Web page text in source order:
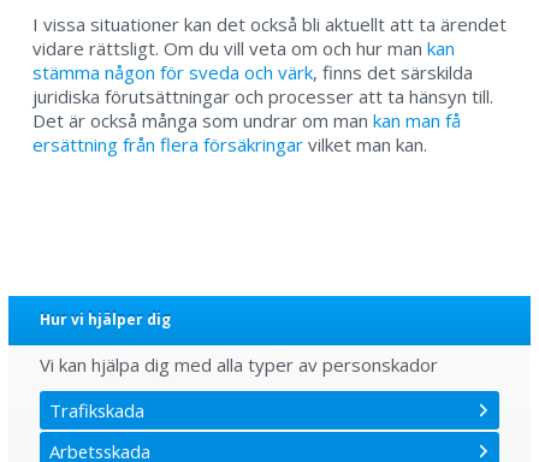
I vissa situationer kan det också bli aktuellt att ta ärendet
vidare rättsligt. Om du vill veta om och hur man kan
stämma någon för sveda och värk, finns det särskilda
juridiska förutsättningar och processer att ta hänsyn till.
Det är också många som undrar om man kan man få
ersättning från flera försäkringar vilket man kan.
Hur vi hjälper dig
Vi kan hjälpa dig med alla typer av personskador
Trafikskada
Arbetsskada